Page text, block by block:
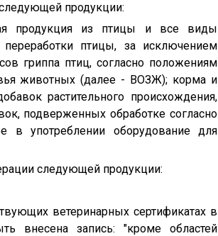
продукции:
продукция из птицы и все виды
птицы, за исключением
гриппа птиц, согласно положениям
животных (далее - ВОЗЖ); корма и
растительного происхождения,
подверженных обработке согласно
употреблении оборудование для
следующей продукции:
ветеринарных сертификатах в
внесена запись: "кроме областей